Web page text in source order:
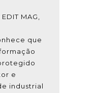
MAG,
que
e
industrial